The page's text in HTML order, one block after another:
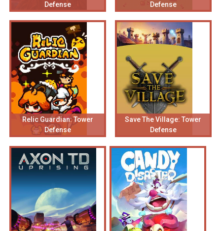
Defense Defense
Relic Guardian: Tower
Defense
Save The Village: Tower
Defense